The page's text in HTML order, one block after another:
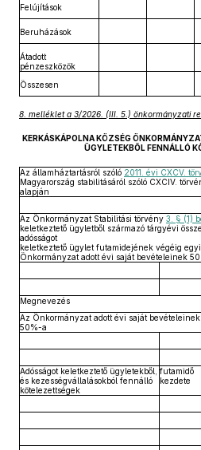
Felújítások
Beruházások
Átadott
pénzeszközök
Összesen
8. melléklet a 3/2026. (III. 5.) önkormányzati
KERKÁSKÁPOLNA KÖZSÉG
ÜGYLETEKBŐL FENNÁLLÓ
Az államháztartásról szóló 2011. évi CXCV.
Magyarország stabilitásáról szóló CXCIV.
alapján
Az Önkormányzat Stabilitási törvény 3. § (1)
keletkeztető ügyletből származó tárgyévi
adósságot
keletkeztető ügylet futamidejének végéig
Önkormányzat adott évi saját bevételeinek
Megnevezés
Az Önkormányzat adott évi saját bevételeinek
50%-a
Adósságot keletkeztető ügyletekből,
és kezességvállalásokból fennálló
kötelezettségek
futamidő
kezdete